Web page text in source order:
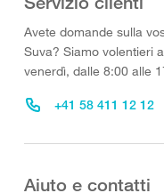
Avete domande sulla
Suva? Siamo volentieri
venerdì, dalle 8:00 alle
+41 58 411 12 12
Aiuto e contatti